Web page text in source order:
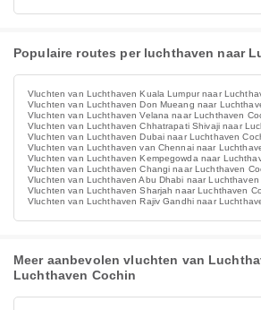
Populaire routes per luchthaven naar
Vluchten van Luchthaven Kuala Lumpur naar
Vluchten van Luchthaven Don Mueang naar
Vluchten van Luchthaven Velana naar Luchthaven
Vluchten van Luchthaven Chhatrapati Shivaji naar
Vluchten van Luchthaven Dubai naar Luchthaven
Vluchten van Luchthaven van Chennai naar
Vluchten van Luchthaven Kempegowda naar
Vluchten van Luchthaven Changi naar Luchthaven
Vluchten van Luchthaven Abu Dhabi naar Luchthaven
Vluchten van Luchthaven Sharjah naar Luchthaven
Vluchten van Luchthaven Rajiv Gandhi naar
Meer aanbevolen vluchten van
Luchthaven Cochin